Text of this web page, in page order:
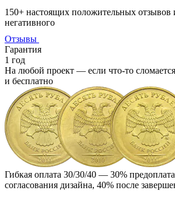
150+ настоящих положительных отзывов
негативного
Отзывы
Гарантия
1 год
На любой проект — если что‑то
и бесплатно
Гибкая оплата 30/30/40 — 30%
согласования дизайна, 40% после